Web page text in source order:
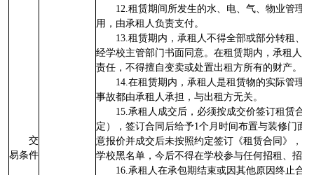
交
易条件
12.租赁期间所发生的水、电、气、物业管理
用，由承租人负责支付。
13.租赁期内，承租人不得全部或部分转租、
经学校主管部门书面同意。在租赁期内，承租人
责任，不得擅自变卖或处置出租方所有的财产。
14.在租赁期内，承租人是租赁物的实际管理
事故都由承租人承担，与出租方无关。
15.承租人成交后，必须按成交价签订租赁合
定），签订合同后给予1个月时间布置与装修门面
意报价并成交后未按照约定签订《租赁合同》，
学校黑名单，今后不得在学校参与任何招租、招
16.承租人在承包期结束或因其他原因终止合